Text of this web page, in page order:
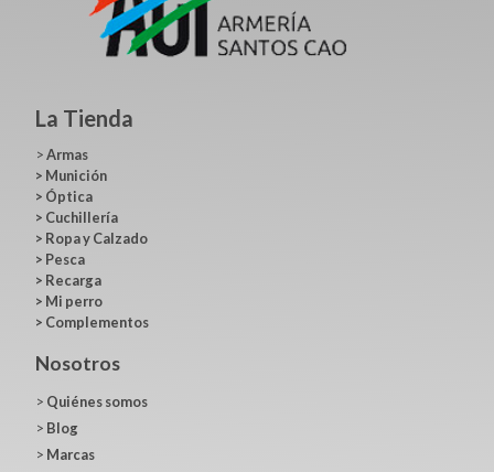
La Tienda
>Armas
> Munición
> Óptica
> Cuchillería
> Ropa y Calzado
> Pesca
> Recarga
> Mi perro
> Complementos
Nosotros
> Quiénes somos
> Blog
> Marcas